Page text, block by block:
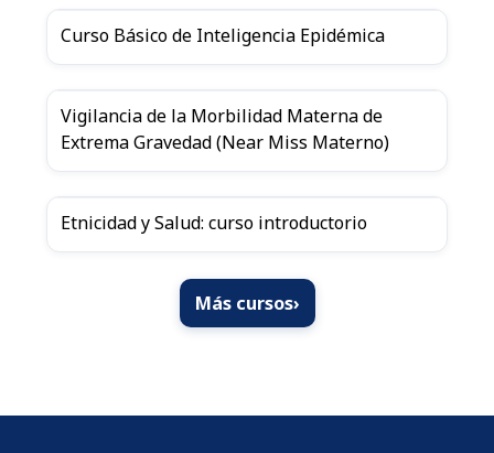
Curso Básico de Inteligencia Epidémica
Vigilancia de la Morbilidad Materna de
Extrema Gravedad (Near Miss Materno)
Etnicidad y Salud: curso introductorio
Más cursos›